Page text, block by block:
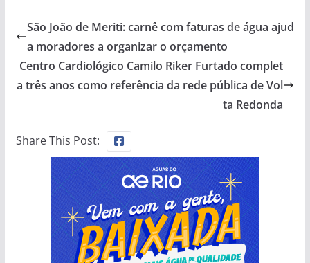
São João de Meriti: carnê com faturas de água ajud
a moradores a organizar o orçamento
Centro Cardiológico Camilo Riker Furtado complet
a três anos como referência da rede pública de Vol
ta Redonda
Share This Post: